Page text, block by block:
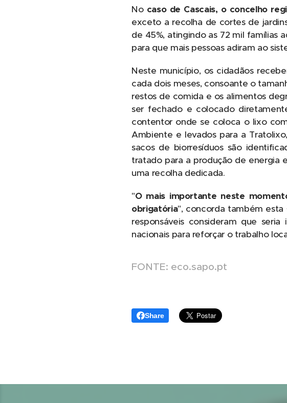
No caso de Cascais, o concelho
exceto a recolha de cortes de
de 45%, atingindo as 72 mil famílias
para que mais pessoas adiram ao
Neste município, os cidadãos
cada dois meses, consoante o
restos de comida e os alimentos
ser fechado e colocado
contentor onde se coloca o lixo
Ambiente e levados para a
sacos de biorresíduos são
tratado para a produção de energia
uma recolha dedicada.
"O mais importante neste
obrigatória", concorda também esta
responsáveis consideram que
nacionais para reforçar o trabalho
FONTE: eco.sapo.pt
Share